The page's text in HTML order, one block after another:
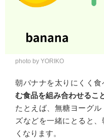
photo by YORIKO
朝バナナを太りにくく食
む食品を組み合わせるこ
たとえば、無糖ヨーグ
ズなどを一緒にとると
くなります。